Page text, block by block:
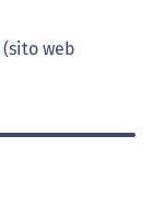
(sito web